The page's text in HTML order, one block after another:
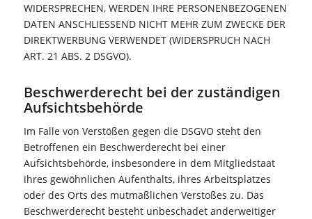
WIDERSPRECHEN, WERDEN IHRE PERSONENBEZOGENEN
DATEN ANSCHLIESSEND NICHT MEHR ZUM ZWECKE DER
DIREKTWERBUNG VERWENDET (WIDERSPRUCH NACH
ART. 21 ABS. 2 DSGVO).
Beschwerde­recht bei der zuständigen
Aufsichts­behörde
Im Falle von Verstößen gegen die DSGVO steht den
Betroffenen ein Beschwerderecht bei einer
Aufsichtsbehörde, insbesondere in dem Mitgliedstaat
ihres gewöhnlichen Aufenthalts, ihres Arbeitsplatzes
oder des Orts des mutmaßlichen Verstoßes zu. Das
Beschwerderecht besteht unbeschadet anderweitiger